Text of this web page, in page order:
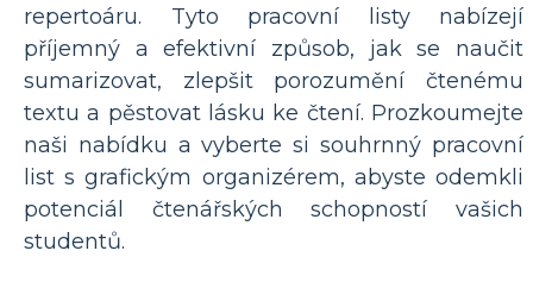
repertoáru. Tyto pracovní listy nabízejí
příjemný a efektivní způsob, jak se naučit
sumarizovat, zlepšit porozumění čtenému
textu a pěstovat lásku ke čtení. Prozkoumejte
naši nabídku a vyberte si souhrnný pracovní
list s grafickým organizérem, abyste odemkli
potenciál čtenářských schopností vašich
studentů.